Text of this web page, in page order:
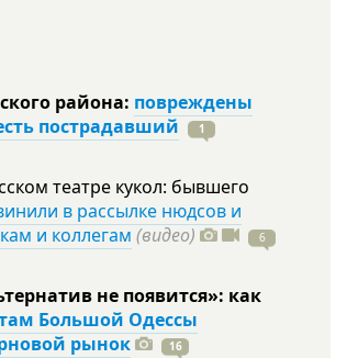
района: повреждены
пострадавший
1
театре кукол: бывшего
в рассылке нюдсов и
и коллегам (видео) 6
не появится»: как
Большой Одессы
рынок
16